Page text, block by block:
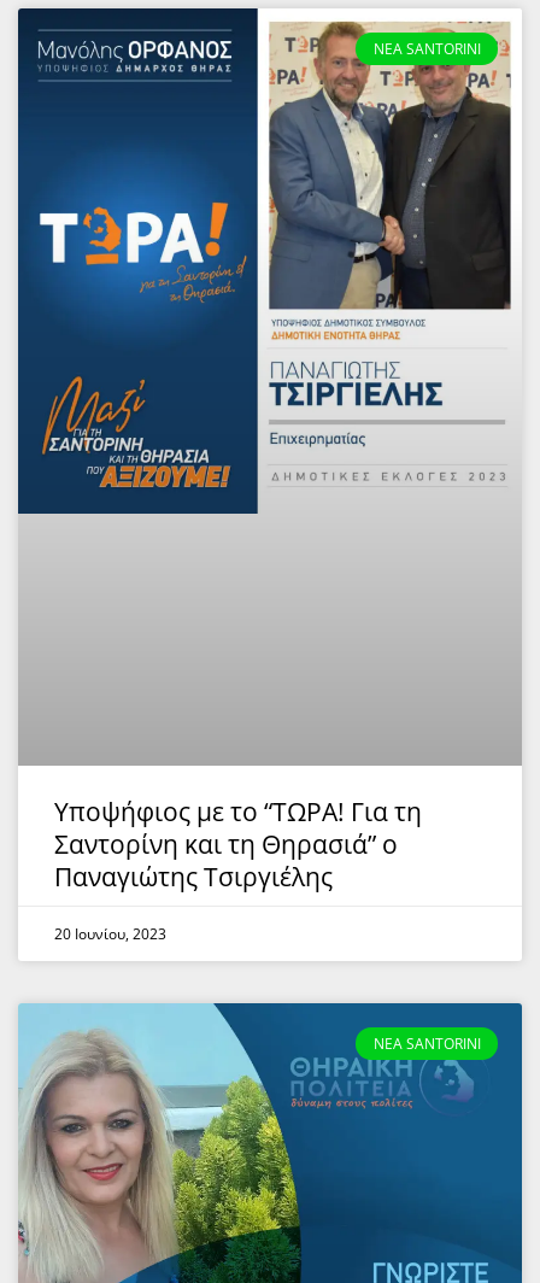
NEA SANTORINI
Υποψήφιος με το “ΤΩΡΑ! Για τη
Σαντορίνη και τη Θηρασιά” ο
Παναγιώτης Τσιργιέλης
20 Ιουνίου, 2023
NEA SANTORINI